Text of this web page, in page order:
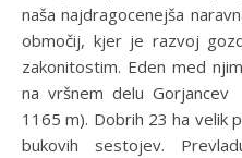
naša najdragocenejša
območij, kjer je razvoj
zakonitostim. Eden med
na vršnem delu
1165 m). Dobrih 23 ha velik
bukovih sestojev.